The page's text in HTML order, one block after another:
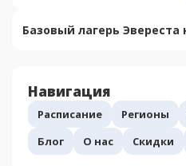
Базовый лагерь Эвереста
Навигация
Расписание Регионы
Блог
О нас Скидки